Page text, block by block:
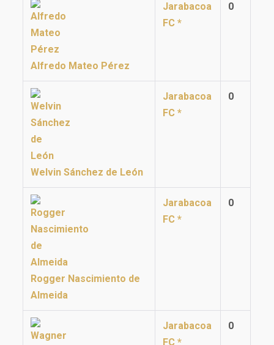
Alfredo Mateo Pérez
Jarabacoa
FC *
0
Welvin Sánchez de León
Jarabacoa
FC *
0
Rogger Nascimiento de
Almeida
Jarabacoa
FC *
0
Jarabacoa
FC *
0